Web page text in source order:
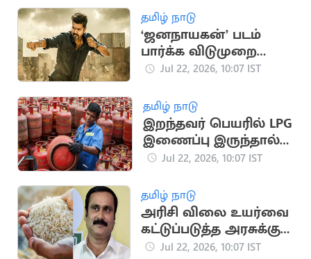
வழக்கு
தமிழ் நாடு
‘ஜனநாயகன்’ படம்
பார்க்க விடுமுறை
அறிவித்த தமிழக
Jul 22, 2026, 10:07 IST
தமிழ் நாடு
இறந்தவர் பெயரில் LPG
இணைப்பு இருந்தால்
சிலிண்டர் விநியோகம்
Jul 22, 2026, 10:07 IST
தமிழ் நாடு
அரிசி விலை உயர்வை
கட்டுப்படுத்த அரசுக்கு
அன்புமணி ராமதாஸ்
Jul 22, 2026, 10:07 IST